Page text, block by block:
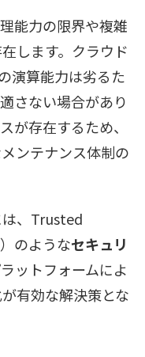
能力の限界や複雑
します。クラウド
演算能力は劣るた
さない場合があり
が存在するため、
ンテナンス体制の
は、Trusted
のようなセキュリ
ットフォームによ
有効な解決策とな